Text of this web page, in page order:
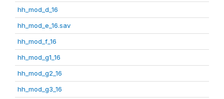
hh_mod_d_16
hh_mod_e_16.sav
hh_mod_f_16
hh_mod_g1_16
hh_mod_g2_16
hh_mod_g3_16